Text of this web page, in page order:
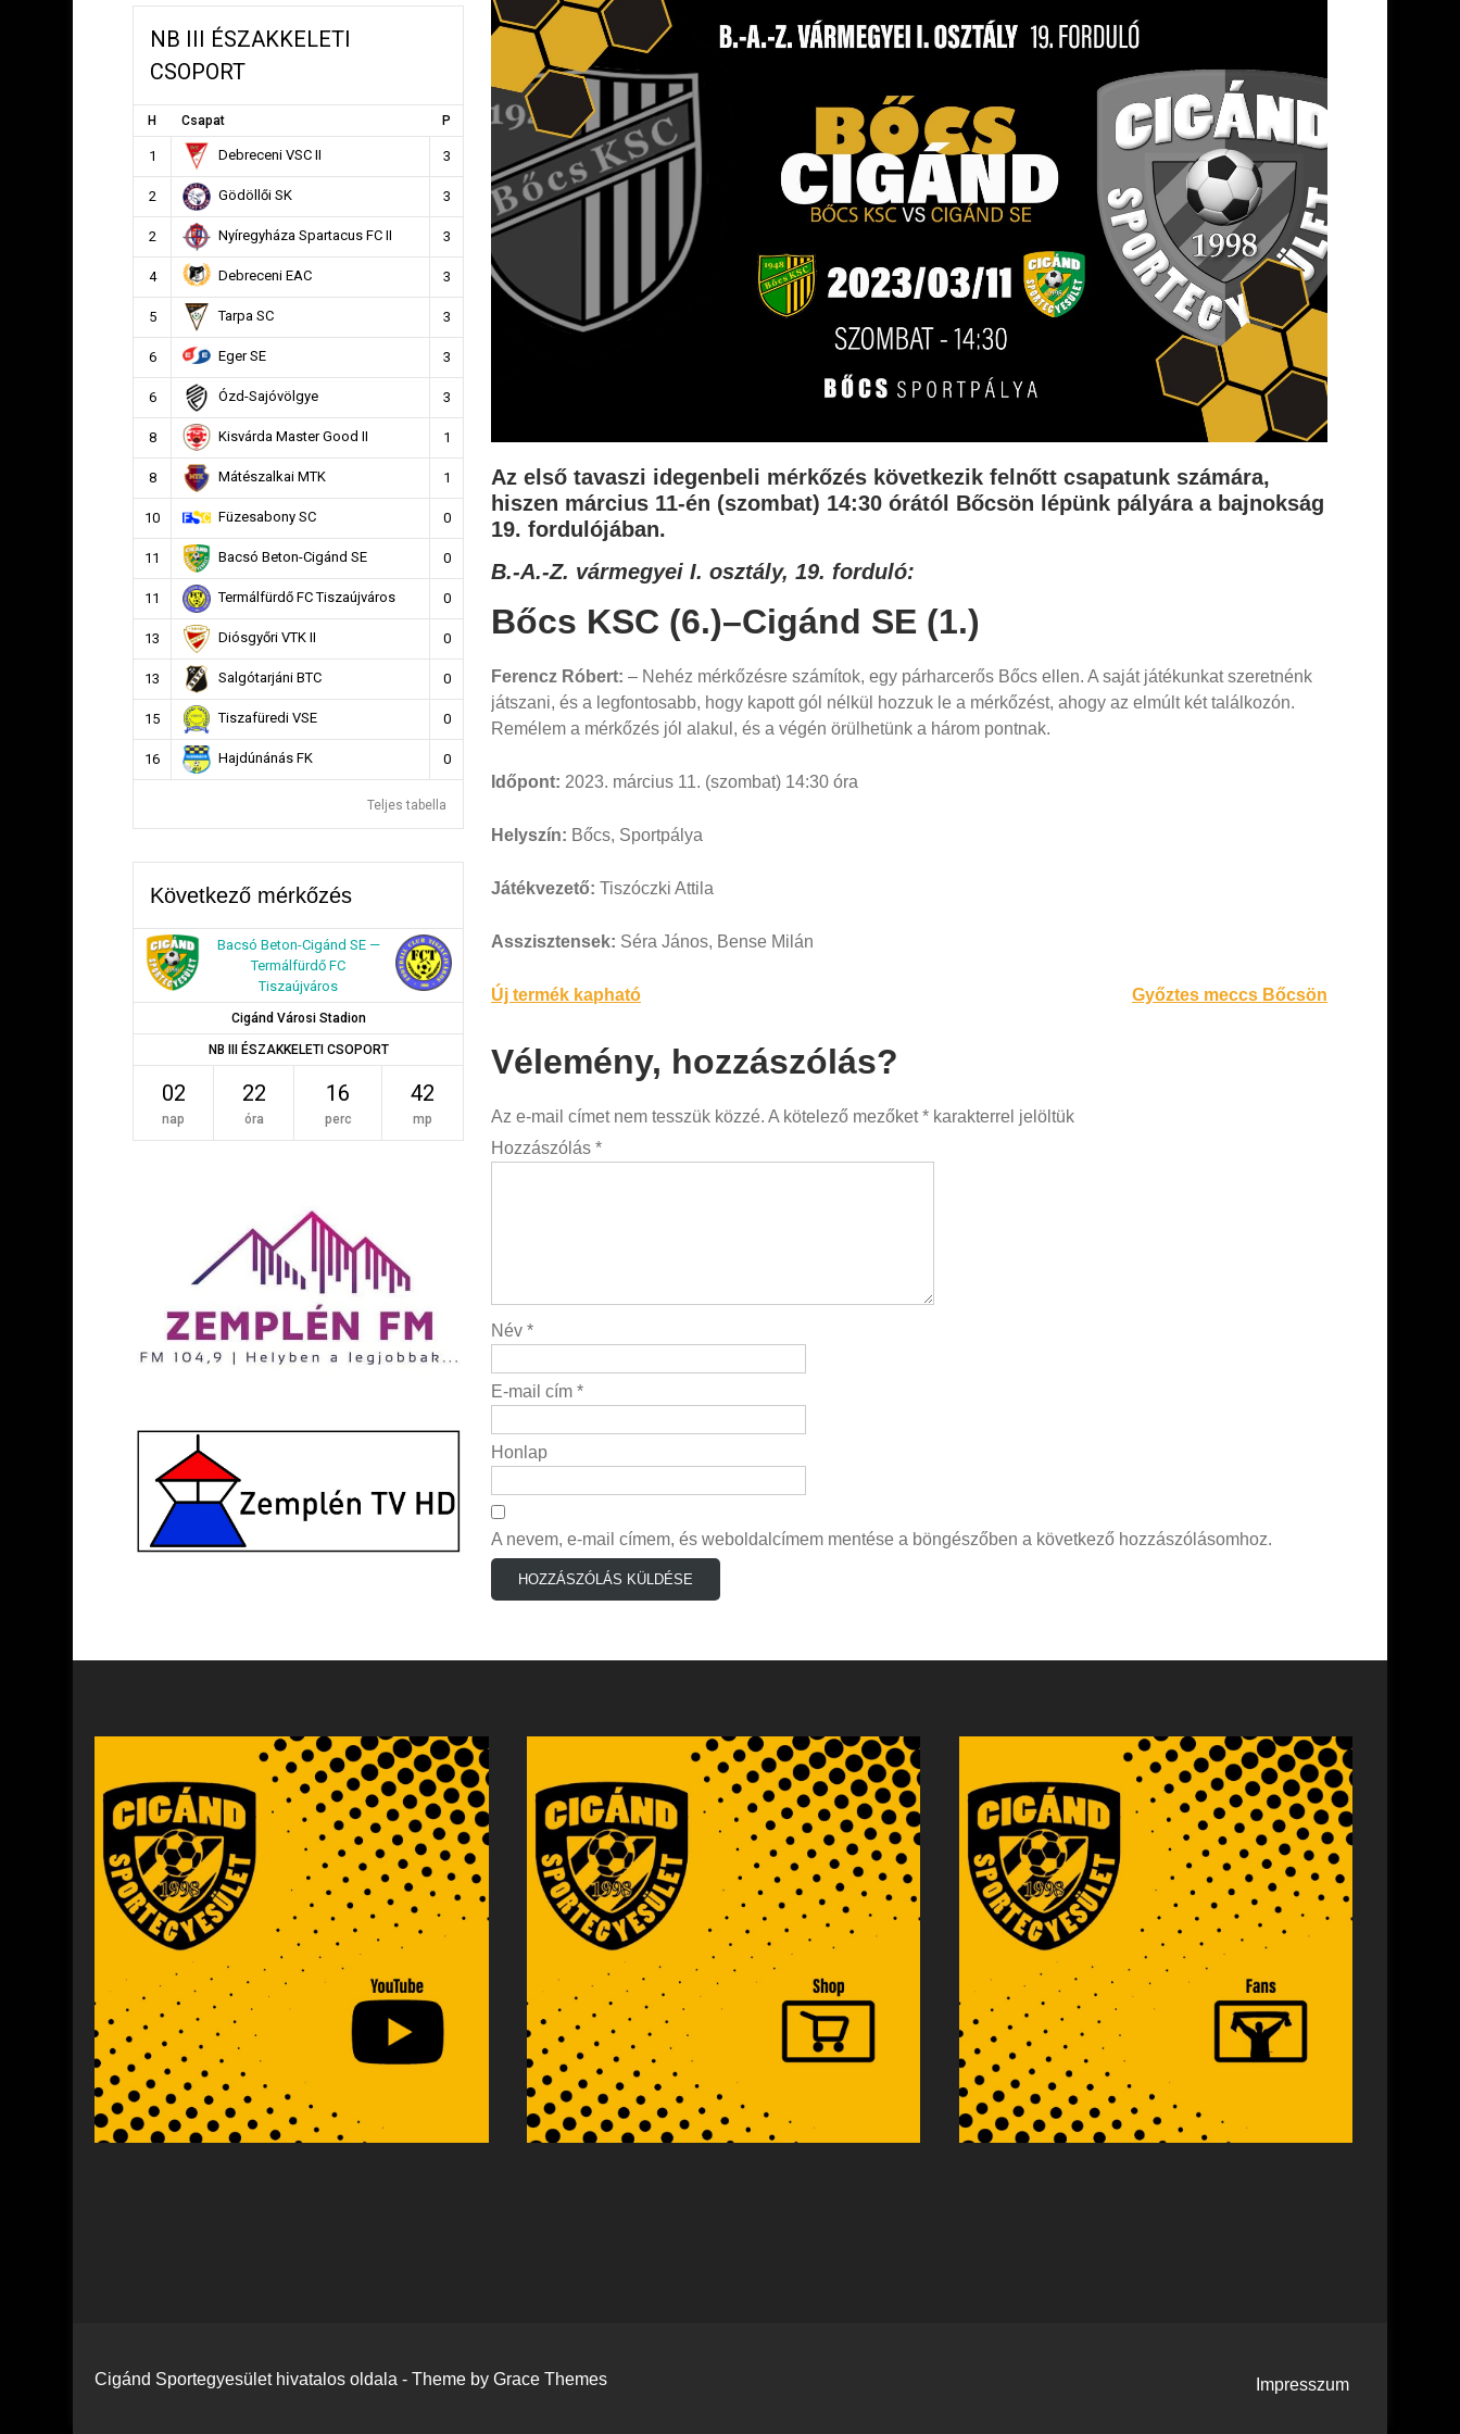
Az első tavaszi idegenbeli mérkőzés következik felnőtt csapatunk számára,
hiszen március 11-én (szombat) 14:30 órától Bőcsön lépünk pályára a bajnokság
19. fordulójában.
B.-A.-Z. vármegyei I. osztály, 19. forduló:
Bőcs KSC (6.)–Cigánd SE (1.)
Ferencz Róbert: – Nehéz mérkőzésre számítok, egy párharcerős Bőcs ellen. A saját játékunkat szeretnénk
játszani, és a legfontosabb, hogy kapott gól nélkül hozzuk le a mérkőzést, ahogy az elmúlt két találkozón.
Remélem a mérkőzés jól alakul, és a végén örülhetünk a három pontnak.
Időpont: 2023. március 11. (szombat) 14:30 óra
Helyszín: Bőcs, Sportpálya
Játékvezető: Tiszóczki Attila
Asszisztensek: Séra János, Bense Milán
Bejegyzés
navigáció
Új termék kapható Győztes meccs Bőcsön
Vélemény, hozzászólás?
Az e-mail címet nem tesszük közzé. A kötelező mezőket* karakterrel jelöltük
Hozzászólás *
Név *
E-mail cím *
Honlap
A nevem, e-mail címem, és weboldalcímem mentése a böngészőben a következő hozzászólásomhoz.
NB III ÉSZAKKELETI
CSOPORT
H Csapat P
1 Debreceni VSC II 3
2 Gödöllői SK 3
2 Nyíregyháza Spartacus FC II 3
4 Debreceni EAC 3
5 Tarpa SC 3
6 Eger SE 3
6 Ózd-Sajóvölgye 3
8 Kisvárda Master Good II 1
8 Mátészalkai MTK 1
10 Füzesabony SC 0
11 Bacsó Beton-Cigánd SE 0
11 Termálfürdő FC Tiszaújváros 0
13 Diósgyőri VTK II 0
13 Salgótarjáni BTC 0
15 Tiszafüredi VSE 0
16 Hajdúnánás FK 0
Teljes tabella
Következő mérkőzés
Bacsó Beton-Cigánd SE —
Termálfürdő FC
Tiszaújváros
Cigánd Városi Stadion
NB III ÉSZAKKELETI CSOPORT
02
nap
22
óra
16
perc
41
mp
Cigánd Sportegyesület hivatalos oldala - Theme by Grace Themes Impresszum